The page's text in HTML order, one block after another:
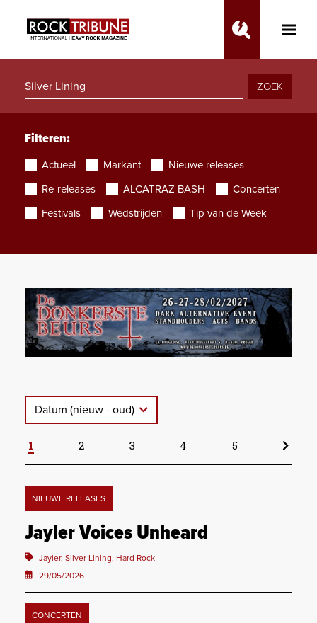
Toggle
ZOEK
Filteren:
Actueel Markant
Nieuwe releases
Re-releases
ALCATRAZ BASH
Concerten
Festivals
Wedstrijden Tip van de Week
Datum (nieuw - oud)
1 2 3 4 5
NIEUWE RELEASES
Jayler Voices Unheard
Jayler, Silver Lining, Hard Rock
29/05/2026
CONCERTEN